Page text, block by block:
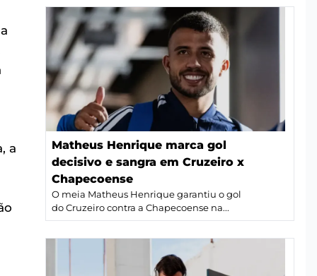
a
Matheus Henrique marca gol
decisivo e sangra em Cruzeiro x
Chapecoense
O meia Matheus Henrique garantiu o gol
do Cruzeiro contra a Chapecoense na...